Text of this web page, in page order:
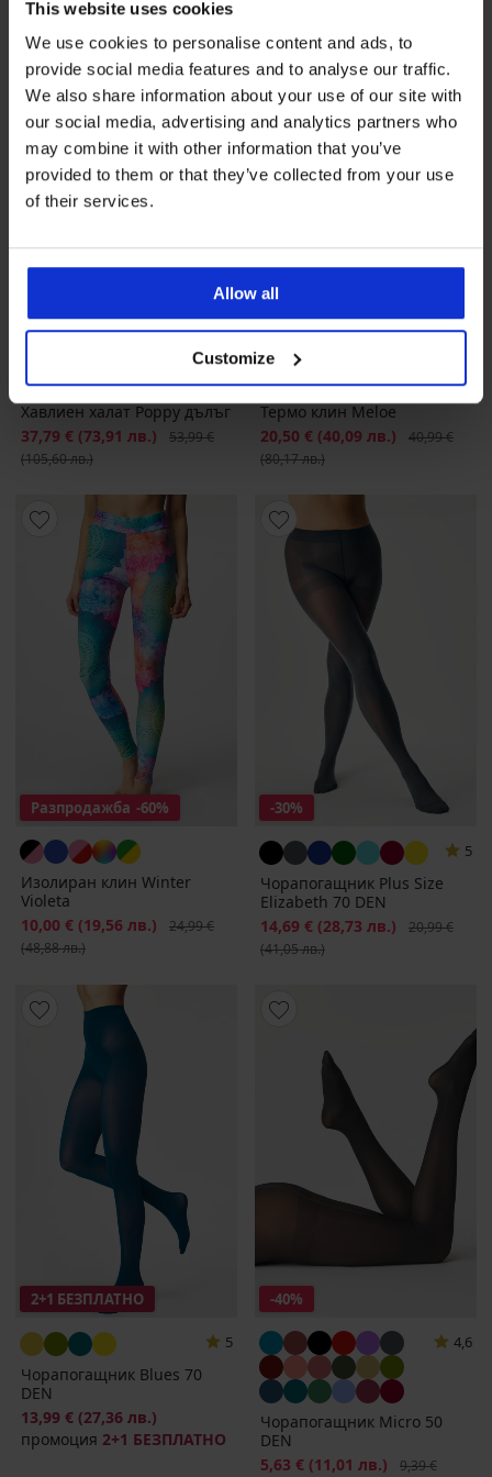
This website uses cookies
We use cookies to personalise content and ads, to
provide social media features and to analyse our traffic.
We also share information about your use of our site with
our social media, advertising and analytics partners who
may combine it with other information that you’ve
provided to them or that they’ve collected from your use
of their services.
Allow all
Customize
-30%
5
Хавлиен халат Poppy дълъг
Намаление
37,79 € (73,91 лв.) Първоначална цена
53,99 €
(105,60 лв.)
Разпродажба -50%
4,4
Термо клин Meloe
Намаление
20,50 € (40,09 лв.)
40,99 €
(80,17 лв.)
Разпродажба -60%
Изолиран клин Winter
Violeta
Намаление
10,00 € (19,56 лв.) Първоначална цена
24,99 €
(48,88 лв.)
-30%
5
Чорапогащник Plus Size
Elizabeth 70 DEN
Намаление
14,69 € (28,73 лв.)
20,99 €
(41,05 лв.)
2+1 БЕЗПЛАТНО
5
Чорапогащник Blues 70
DEN
13,99 € (27,36 лв.)
промоция 2+1 БЕЗПЛАТНО
-40%
4,6
Чорапогащник Micro 50
DEN
Намаление
5,63 € (11,01 лв.) 9,39 €